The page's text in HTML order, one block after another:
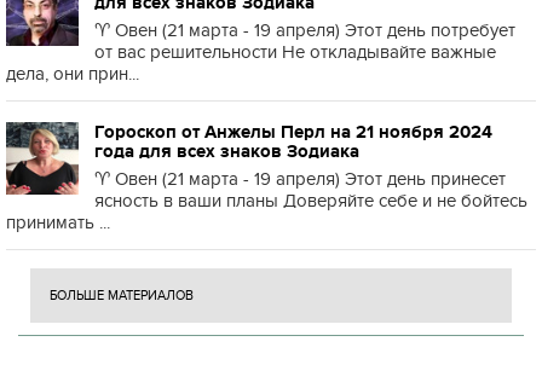
♈️ Овен (21 марта - 19 апреля) Этот день потребует
от вас решительности Не откладывайте важные
дела, они прин...
Гороскоп от Анжелы Перл на 21 ноября 2024
года для всех знаков Зодиака
♈️ Овен (21 марта - 19 апреля) Этот день принесет
ясность в ваши планы Доверяйте себе и не бойтесь
принимать ...
БОЛЬШЕ МАТЕРИАЛОВ